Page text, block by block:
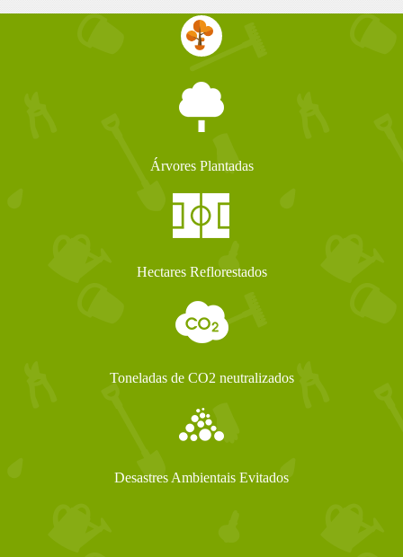
Árvores Plantadas
Hectares Reflorestados
Toneladas de CO2 neutralizados
Desastres Ambientais Evitados